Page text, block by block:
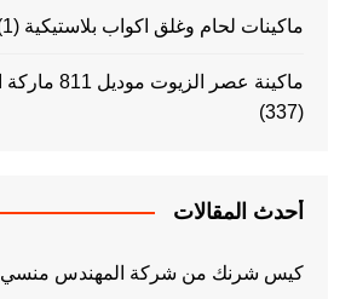
ماكينات لحام وغلق اكواب بلاستيكية (1)
ماكينة عصر الزيوت موديل 811 ماركة المهندس منسي
(337)
أحدث المقالات
كيس شرنك من شركة المهندس منسي